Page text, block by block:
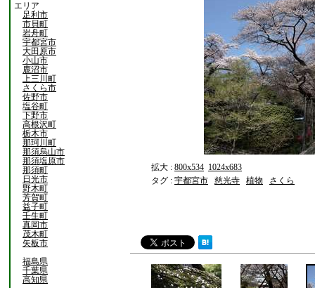
エリア
足利市
市貝町
岩舟町
宇都宮市
大田原市
小山市
鹿沼市
上三川町
さくら市
佐野市
塩谷町
下野市
高根沢町
栃木市
那珂川町
那須烏山市
那須塩原市
那須町
日光市
野木町
芳賀町
益子町
壬生町
真岡市
茂木町
矢板市
福島県
千葉県
高知県
拡大 : 800x534 1024x683
タグ : 宇都宮市 慈光寺 植物 さくら